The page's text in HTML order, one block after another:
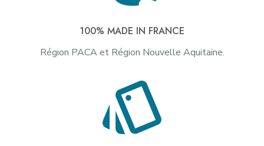
100% MADE IN FRANCE
Région PACA et Région Nouvelle Aquitaine.